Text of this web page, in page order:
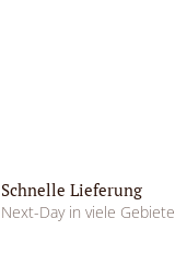
Schnelle Lieferung
Next-Day in viele Gebiete